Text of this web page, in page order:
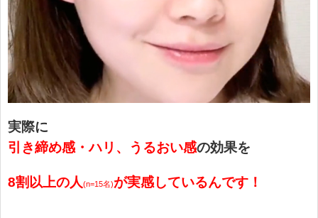
実際に
引き締め感・ハリ、うるおい感の効果を
8割以上の人(n=15名)が実感しているんです！